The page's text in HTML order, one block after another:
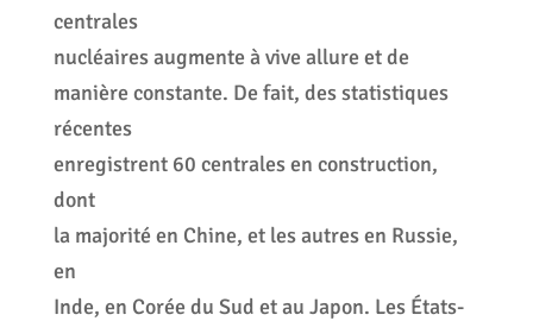
centrales
nucléaires augmente à vive allure et de
manière constante. De fait, des statistiques
récentes
enregistrent 60 centrales en construction,
dont
la majorité en Chine, et les autres en Russie,
en
Inde, en Corée du Sud et au Japon. Les États-